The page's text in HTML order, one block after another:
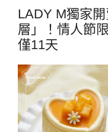
LADY M獨家
層」！情人節
僅11天